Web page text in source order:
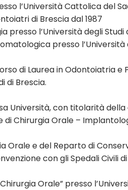
l’Università Cattolica del
di Brescia dal 1987
l’Università degli Studi
presso l’Università
di Laurea in Odontoiatria
di Brescia.
Università, con titolarità
di Chirurgia Orale –
Orale e del Reparto di
con gli Spedali Civili
Orale” presso